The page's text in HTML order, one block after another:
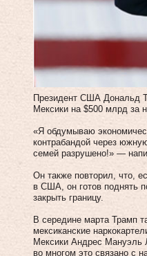
Президент США Дональд
Мексики на $500 млрд за
«Я обдумываю
контрабандой через
семей разрушено!» —
Он также повторил, что,
в США, он готов поднять
закрыть границу.
В середине марта Трамп
мексиканские
Мексики Андрес Мануэль
во многом это связано с